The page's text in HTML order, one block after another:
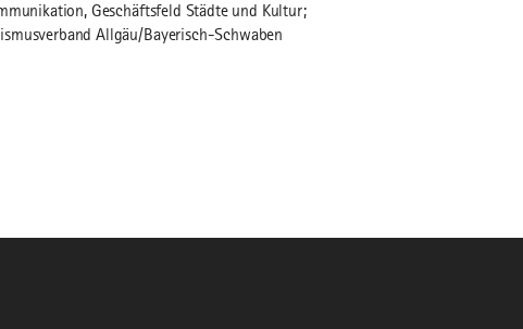
Geschäftsfeld Städte und Kultur;
Allgäu/Bayerisch-Schwaben